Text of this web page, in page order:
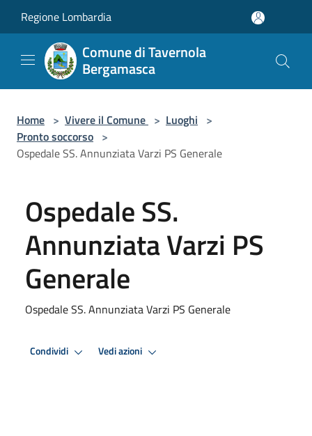
Regione Lombardia
Comune di Tavernola
Bergamasca
Home > Vivere il Comune > Luoghi >
Pronto soccorso >
Ospedale SS. Annunziata Varzi PS Generale
Ospedale SS.
Annunziata Varzi PS
Generale
Ospedale SS. Annunziata Varzi PS Generale
Condividi Vedi azioni